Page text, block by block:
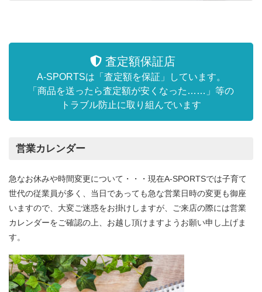
査定額保証店
A-SPORTSは「査定額を保証」しています。
「商品を送ったら査定額が安くなった……」等の
トラブル防止に取り組んでいます
営業カレンダー
急なお休みや時間変更について・・・現在A-SPORTSでは子育て
世代の従業員が多く、当日であっても急な営業日時の変更も御座
いますので、大変ご迷惑をお掛けしますが、ご来店の際には営業
カレンダーをご確認の上、お越し頂けますようお願い申し上げま
す。